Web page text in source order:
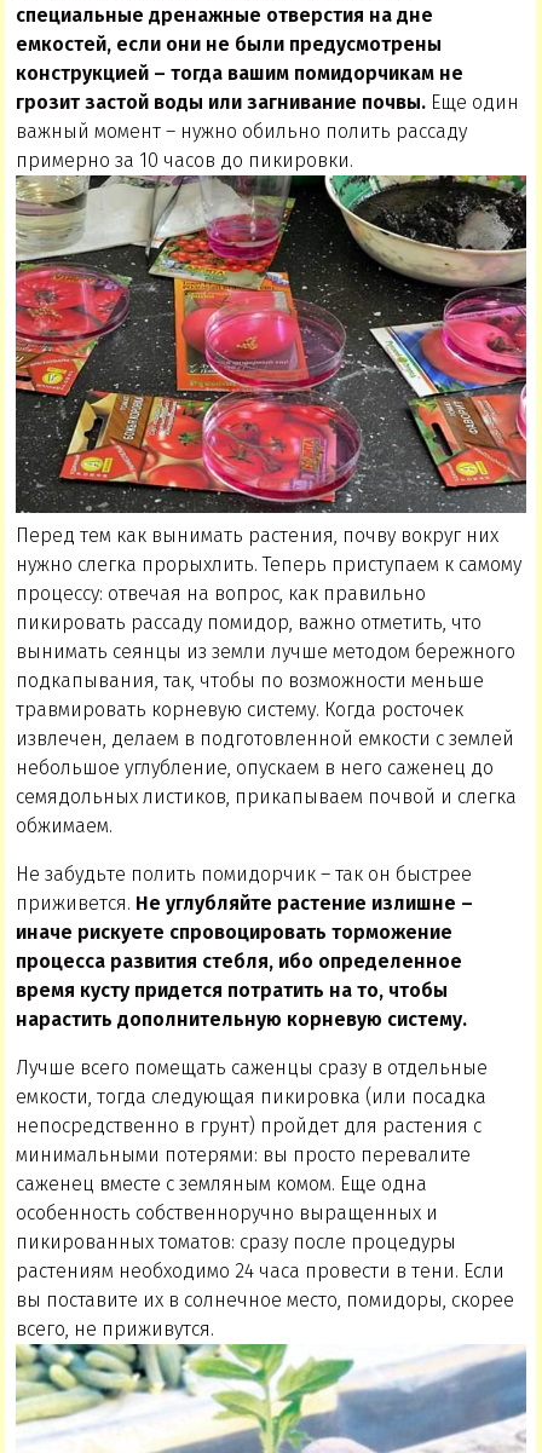
специальные дренажные отверстия на дне
емкостей, если они не были предусмотрены
конструкцией – тогда вашим помидорчикам не
грозит застой воды или загнивание почвы. Еще один
важный момент – нужно обильно полить рассаду
примерно за 10 часов до пикировки.
Перед тем как вынимать растения, почву вокруг них
нужно слегка прорыхлить. Теперь приступаем к самому
процессу: отвечая на вопрос, как правильно
пикировать рассаду помидор, важно отметить, что
вынимать сеянцы из земли лучше методом бережного
подкапывания, так, чтобы по возможности меньше
травмировать корневую систему. Когда росточек
извлечен, делаем в подготовленной емкости с землей
небольшое углубление, опускаем в него саженец до
семядольных листиков, прикапываем почвой и слегка
обжимаем.
Не забудьте полить помидорчик – так он быстрее
приживется. Не углубляйте растение излишне –
иначе рискуете спровоцировать торможение
процесса развития стебля, ибо определенное
время кусту придется потратить на то, чтобы
нарастить дополнительную корневую систему.
Лучше всего помещать саженцы сразу в отдельные
емкости, тогда следующая пикировка (или посадка
непосредственно в грунт) пройдет для растения с
минимальными потерями: вы просто перевалите
саженец вместе с земляным комом. Еще одна
особенность собственноручно выращенных и
пикированных томатов: сразу после процедуры
растениям необходимо 24 часа провести в тени. Если
вы поставите их в солнечное место, помидоры, скорее
всего, не приживутся.